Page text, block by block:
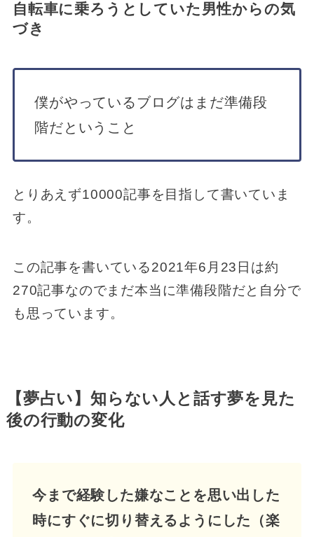
自転車に乗ろうとしていた男性からの気
づき
僕がやっているブログはまだ準備段
階だということ
とりあえず10000記事を目指して書いていま
す。
この記事を書いている2021年6月23日は約
270記事なのでまだ本当に準備段階だと自分で
も思っています。
【夢占い】知らない人と話す夢を見た
後の行動の変化
今まで経験した嫌なことを思い出した
時にすぐに切り替えるようにした（楽